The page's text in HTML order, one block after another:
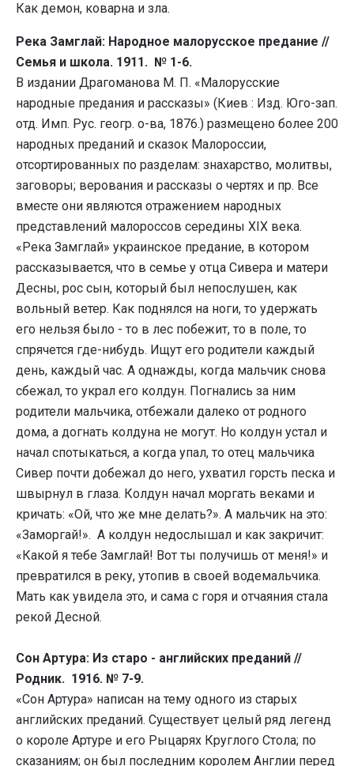
Как демон, коварна и зла.
Река Замглай: Народное малорусское предание //
Семья и школа. 1911. № 1-6.
В издании Драгоманова М. П. «Малорусские
народные предания и рассказы» (Киев : Изд. Юго-зап.
отд. Имп. Рус. геогр. о-ва, 1876.) размещено более 200
народных преданий и сказок Малороссии,
отсортированных по разделам: знахарство, молитвы,
заговоры; верования и рассказы о чертях и пр. Все
вместе они являются отражением народных
представлений малороссов середины XIX века.
«Река Замглай» украинское предание, в котором
рассказывается, что в семье у отца Сивера и матери
Десны, рос сын, который был непослушен, как
вольный ветер. Как поднялся на ноги, то удержать
его нельзя было - то в лес побежит, то в поле, то
спрячется где-нибудь. Ищут его родители каждый
день, каждый час. А однажды, когда мальчик снова
сбежал, то украл его колдун. Погнались за ним
родители мальчика, отбежали далеко от родного
дома, а догнать колдуна не могут. Но колдун устал и
начал спотыкаться, а когда упал, то отец мальчика
Сивер почти добежал до него, ухватил горсть песка и
швырнул в глаза. Колдун начал моргать веками и
кричать: «Ой, что же мне делать?». А мальчик на это:
«Заморгай!». А колдун недослышал и как закричит:
«Какой я тебе Замглай! Вот ты получишь от меня!» и
превратился в реку, утопив в своей водемальчика.
Мать как увидела это, и сама с горя и отчаяния стала
рекой Десной.
Сон Артура: Из старо - английских преданий //
Родник. 1916. № 7-9.
«Сон Артура» написан на тему одного из старых
английских преданий. Существует целый ряд легенд
о короле Артуре и его Рыцарях Круглого Стола; по
сказаниям; он был последним королем Англии перед